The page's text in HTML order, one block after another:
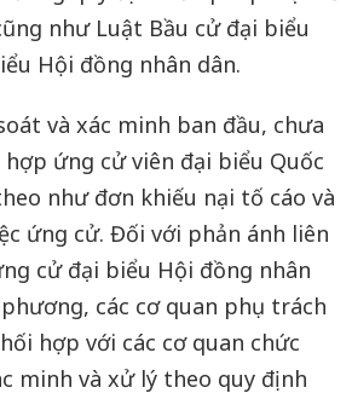
như Luật Bầu cử đại biểu
Hội đồng nhân dân.
và xác minh ban đầu, chưa
ứng cử viên đại biểu Quốc
như đơn khiếu nại tố cáo và
ứng cử. Đối với phản ánh liên
cử đại biểu Hội đồng nhân
các cơ quan phụ trách
hợp với các cơ quan chức
minh và xử lý theo quy định